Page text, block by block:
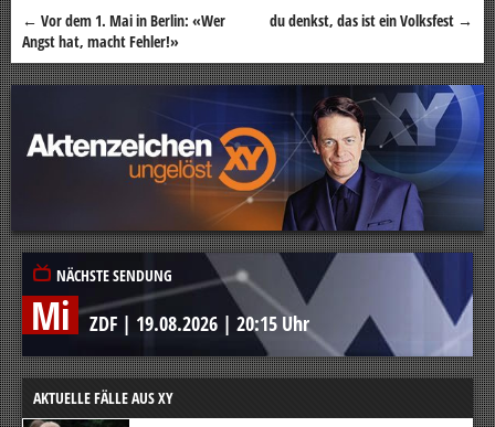
Beitragsnavigation
← Vor dem 1. Mai in Berlin: «Wer
Angst hat, macht Fehler!»
du denkst, das ist ein Volksfest →
NÄCHSTE SENDUNG
Mi ZDF | 19.08.2026 | 20:15 Uhr
AKTUELLE FÄLLE AUS XY